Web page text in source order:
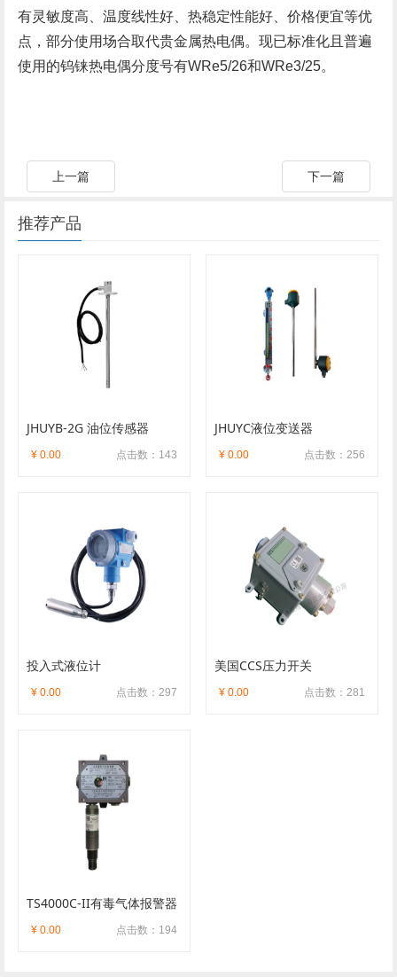
有灵敏度高、温度线性好、热稳定性能好、价格便宜等优
点，部分使用场合取代贵金属热电偶。现已标准化且普遍
使用的钨铼热电偶分度号有WRe5/26和WRe3/25。
上一篇 下一篇
推荐产品
JHUYB-2G 油位传感器
点击数：143
¥ 0.00
JHUYC液位变送器
点击数：256
¥ 0.00
投入式液位计
点击数：297
¥ 0.00
美国CCS压力开关
点击数：281
¥ 0.00
TS4000C-II有毒气体报警器
点击数：194
¥ 0.00